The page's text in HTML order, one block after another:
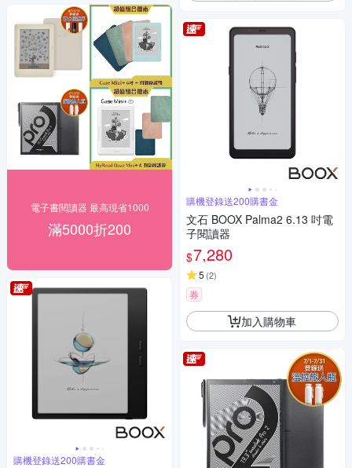
電子書閱讀器 最高現省1000
滿5000折200
購機登錄送200購書金
購機登錄送200購書金
文石 BOOX Palma2 6.13 吋電
子閱讀器
$7,280
5 (2)
券
加入購物車